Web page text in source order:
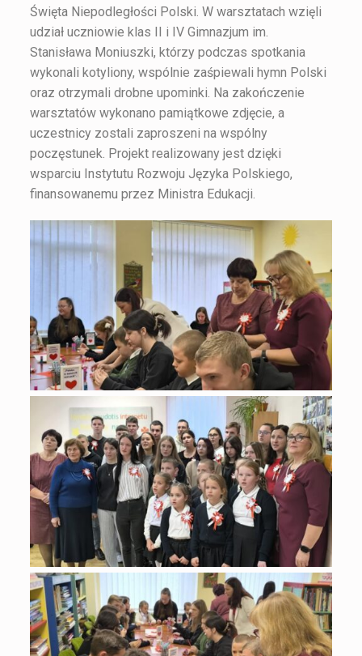
Święta Niepodległości Polski. W warsztatach wzięli
udział uczniowie klas II i IV Gimnazjum im.
Stanisława Moniuszki, którzy podczas spotkania
wykonali kotyliony, wspólnie zaśpiewali hymn Polski
oraz otrzymali drobne upominki. Na zakończenie
warsztatów wykonano pamiątkowe zdjęcie, a
uczestnicy zostali zaproszeni na wspólny
poczęstunek. Projekt realizowany jest dzięki
wsparciu Instytutu Rozwoju Języka Polskiego,
finansowanemu przez Ministra Edukacji.